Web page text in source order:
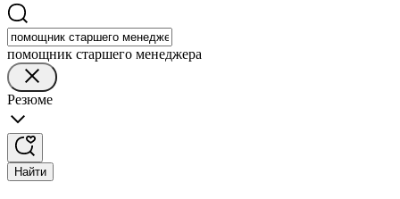
помощник старшего менеджера
Резюме
Найти